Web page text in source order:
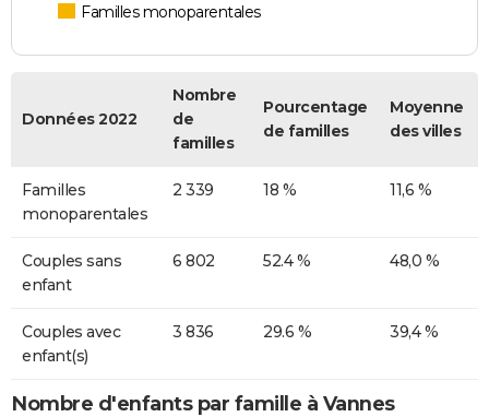
Familles monoparentales
Données 2022
Nombre
de
familles
Pourcentage
de familles
Moyenne
des villes
Familles
monoparentales
2 339 18 % 11,6 %
Couples sans
enfant
6 802 52.4 % 48,0 %
Couples avec
enfant(s)
3 836 29.6 % 39,4 %
Nombre d'enfants par famille à Vannes